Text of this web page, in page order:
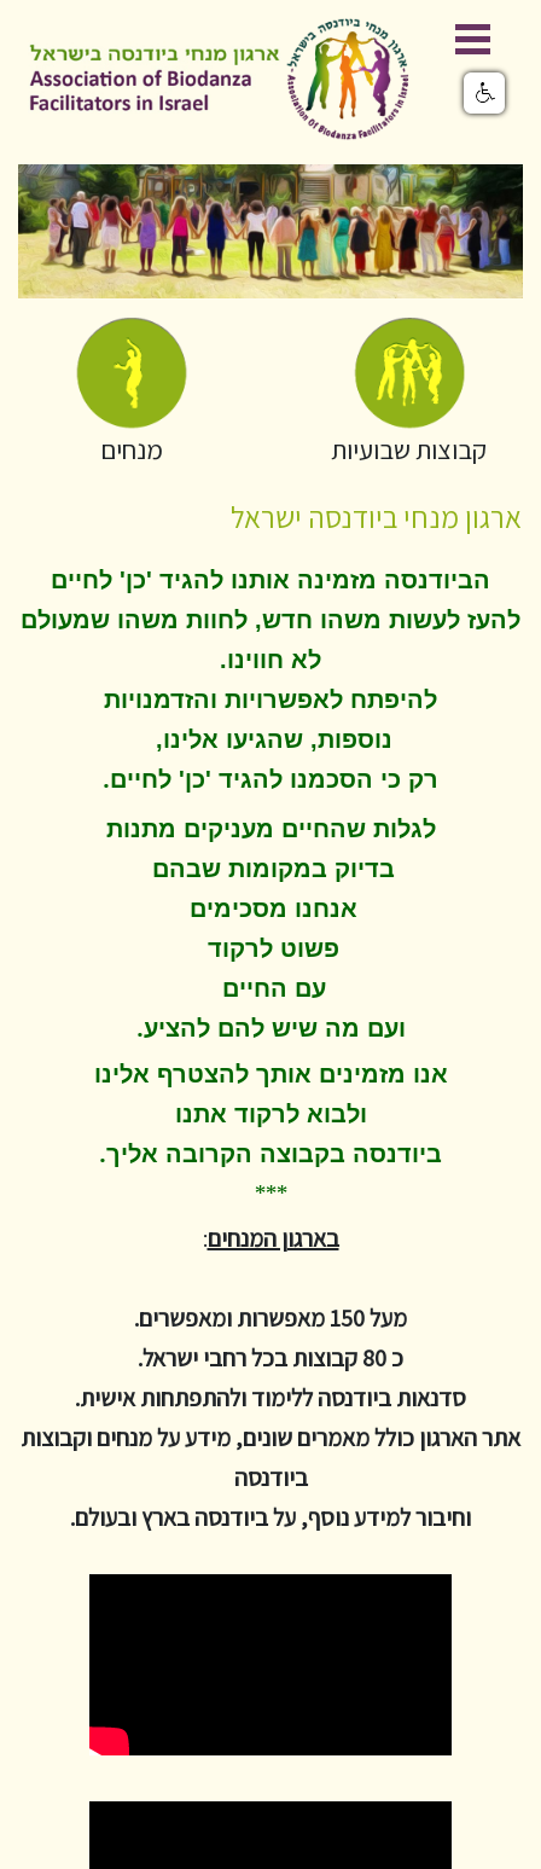
קבוצות שבועיות מנחים
ארגון מנחי ביודנסה ישראל
הביודנסה מזמינה אותנו להגיד 'כן' לחיים
להעז לעשות משהו חדש, לחוות משהו שמעולם
לא חווינו.
להיפתח לאפשרויות והזדמנויות
נוספות, שהגיעו אלינו,
רק כי הסכמנו להגיד 'כן' לחיים.
לגלות שהחיים מעניקים מתנות
בדיוק במקומות שבהם
אנחנו מסכימים
פשוט לרקוד
עם החיים
ועם מה שיש להם להציע.
אנו מזמינים אותך להצטרף אלינו
ולבוא לרקוד אתנו
ביודנסה בקבוצה הקרובה אליך.
***
בארגון המנחים:
מעל 150 מאפשרות ומאפשרים.
כ 80 קבוצות בכל רחבי ישראל.
סדנאות ביודנסה ללימוד ולהתפתחות אישית.
אתר הארגון כולל מאמרים שונים, מידע על מנחים וקבוצות
ביודנסה
וחיבור למידע נוסף, על ביודנסה בארץ ובעולם.